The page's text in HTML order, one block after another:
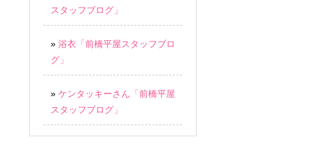
スタッフブログ」
» 浴衣「前橋平屋スタッフブロ
グ」
» ケンタッキーさん「前橋平屋
スタッフブログ」